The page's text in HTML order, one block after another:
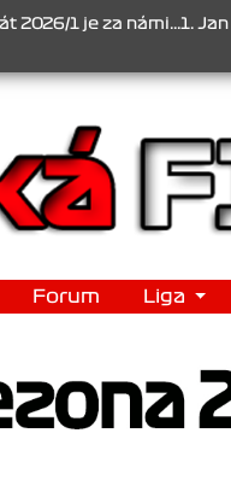
je za námi...1. Jan
Forum Liga